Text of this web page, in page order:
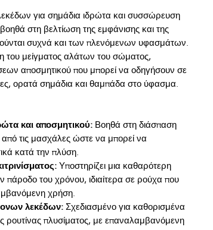
για σημάδια ιδρώτα και συσσώρευση
στη βελτίωση της εμφάνισης και της
συχνά και των πλενόμενων υφασμάτων.
μείγματος αλάτων του σώματος,
αποσμητικού που μπορεί να οδηγήσουν σε
και αποσμητικού:Βοηθά στη διάσπαση
τις μασχάλες ώστε να μπορεί να
κατά την πλύση.
Υποστηρίζει μια καθαρότερη
του χρόνου, ιδιαίτερα σε ρούχα που
χρήση.
λεκέδων:Σχεδιασμένο για καθορισμένα
ρουτίνας πλυσίματος, με επαναλαμβανόμενη